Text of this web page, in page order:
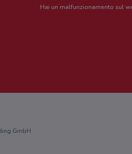
Hai un malfunzionamento sul
GmbH